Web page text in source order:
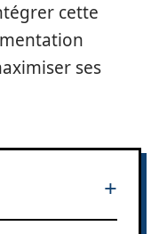
cette
ses